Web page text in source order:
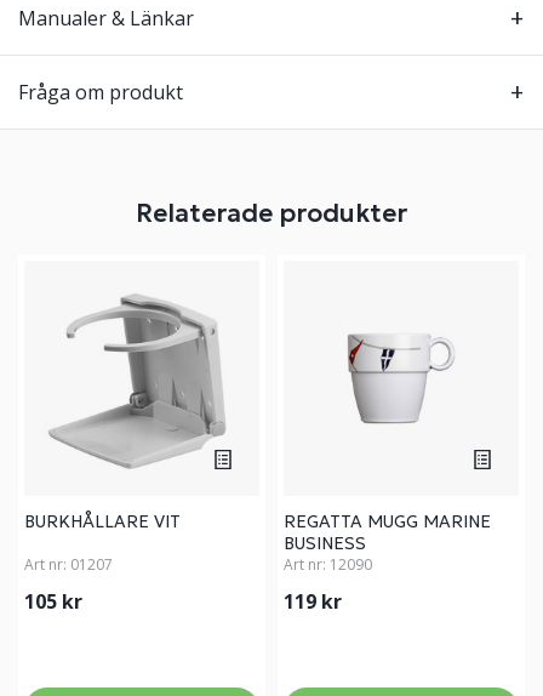
Manualer & Länkar
Fråga om produkt
Relaterade produkter
BURKHÅLLARE VIT
Art nr: 01207
105 kr
REGATTA MUGG MARINE
BUSINESS
Art nr: 12090
119 kr